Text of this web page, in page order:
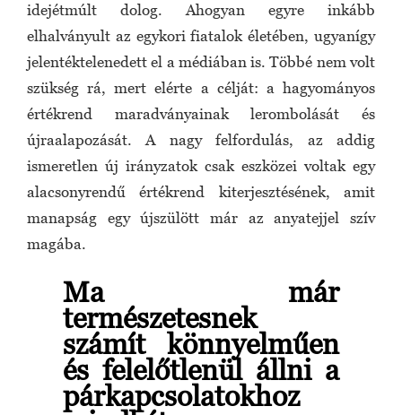
idejétmúlt dolog. Ahogyan egyre inkább
elhalványult az egykori fiatalok életében, ugyanígy
jelentéktelenedett el a médiában is. Többé nem volt
szükség rá, mert elérte a célját: a hagyományos
értékrend maradványainak lerombolását és
újraalapozását. A nagy felfordulás, az addig
ismeretlen új irányzatok csak eszközei voltak egy
alacsonyrendű értékrend kiterjesztésének, amit
manapság egy újszülött már az anyatejjel szív
magába.
Ma már
természetesnek
számít könnyelműen
és felelőtlenül állni a
párkapcsolatokhoz